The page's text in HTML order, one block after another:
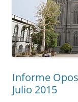
Informe
Julio 2015